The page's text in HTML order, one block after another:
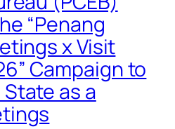
“Penang
x Visit
Campaign to
as a